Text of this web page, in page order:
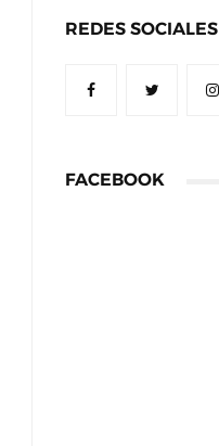
REDES SOCIALES
FACEBOOK